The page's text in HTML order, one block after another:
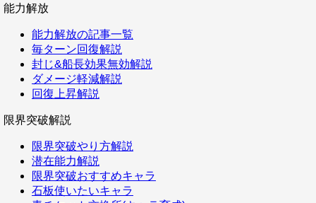
能力解放
能力解放の記事一覧
毎ターン回復解説
封じ&船長効果無効解説
ダメージ軽減解説
回復上昇解説
限界突破解説
限界突破やり方解説
潜在能力解説
限界突破おすすめキャラ
石板使いたいキャラ